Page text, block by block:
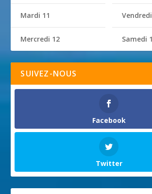
Mardi 11
Mercredi 12 Samedi
SUIVEZ-NOUS
Facebook
Twitter